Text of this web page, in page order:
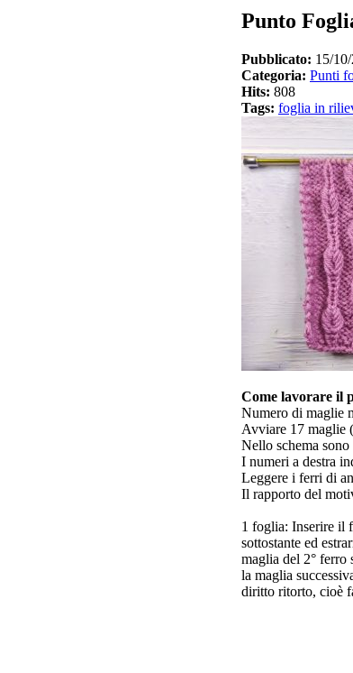
Punto
Pubblicato: 15/
Categoria: Punti
Hits: 808
Tags: foglia in
Come lavorare il
Numero di maglie
Avviare 17 maglie
Nello schema
I numeri a destra
Leggere i ferri di
Il rapporto del
1 foglia: Inserire il
sottostante ed
maglia del 2° ferro
la maglia
diritto ritorto, cioè